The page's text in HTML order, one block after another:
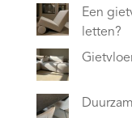
Een
letten?